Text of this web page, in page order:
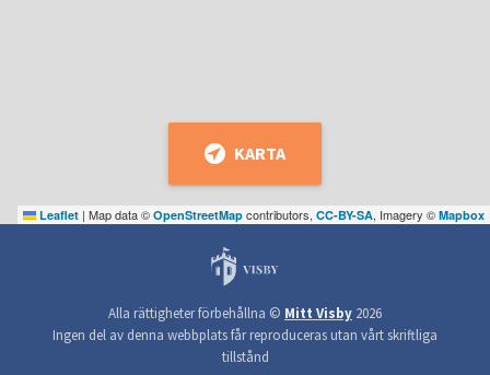
Leaflet | Map data © OpenStreetMap contributors, CC-BY-SA, Imagery © Mapbox
KARTA
Alla rättigheter förbehållna © Mitt Visby 2026
Ingen del av denna webbplats får reproduceras utan vårt skriftliga
tillstånd